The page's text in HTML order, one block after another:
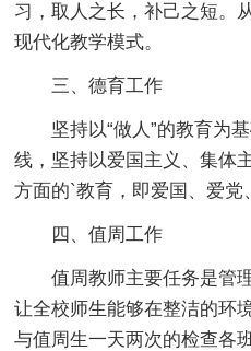
习，取人之长，补己之短。
现代化教学模式。
三、德育工作
坚持以“做人”的教育为基
线，坚持以爱国主义、集体
方面的`教育，即爱国、爱党
四、值周工作
值周教师主要任务是管理
让全校师生能够在整洁的环
与值周生一天两次的检查各